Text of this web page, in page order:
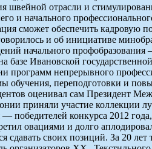
отрасли и
и начального
сможет обеспечить кадровую
и об инициативе
начального
Ивановской
непрерывного
обучения, переподготовки и
оценивал сам Президент
приняли участие коллекции
конкурса 2012
овациями и долго
сдавать своих позиций. За 20